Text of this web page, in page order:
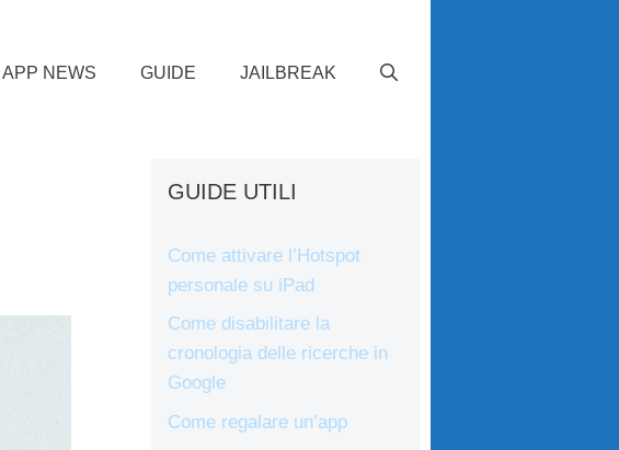
APP NEWS GUIDE JAILBREAK
GUIDE UTILI
Come attivare l’Hotspot
personale su iPad
Come disabilitare la
cronologia delle ricerche in
Google
Come regalare un’app